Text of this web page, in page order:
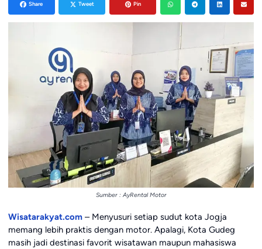
Share Tweet Pin
Sumber : AyRental Motor
Wisatarakyat.com– Menyusuri setiap sudut kota Jogja
memang lebih praktis dengan motor. Apalagi, Kota Gudeg
masih jadi destinasi favorit wisatawan maupun mahasiswa